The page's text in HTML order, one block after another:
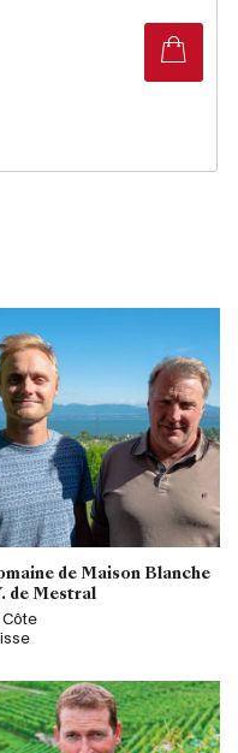
de Maison Blanche
de Mestral
Côte